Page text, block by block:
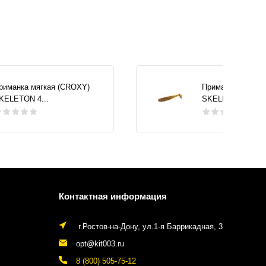
мягкая (CROXY)
4...
Приманка мягкая
SKELETON 4...
Контактная информация
г.Ростов-на-Дону, ул.1-я Баррикадная, 3
opt@kit003.ru
8 (800) 505-75-12